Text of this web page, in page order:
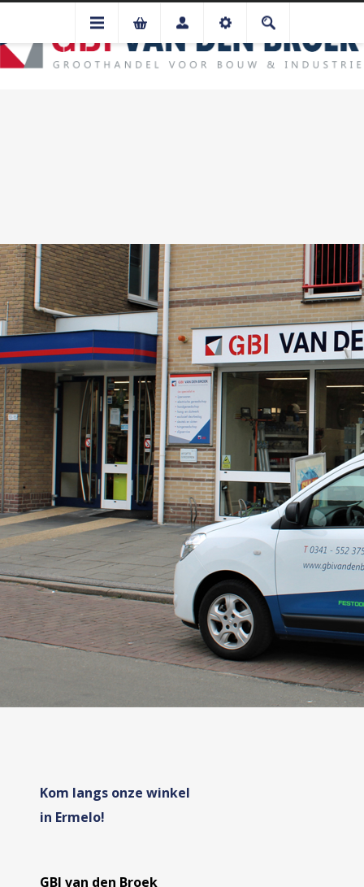
Kom langs onze winkel
in Ermelo!
GBI van den Broek